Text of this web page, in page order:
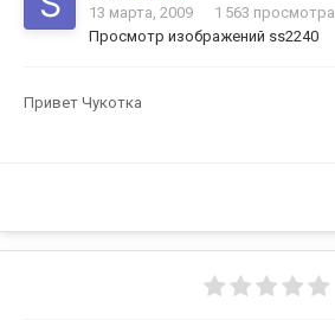
13 марта, 2009
1 563 просмотра
Просмотр изображений ss2240
Привет Чукотка